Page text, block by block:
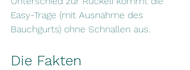
Easy-Trage (mit Ausnahme des
Bauchgurts) ohne Schnallen aus.
Die Fakten